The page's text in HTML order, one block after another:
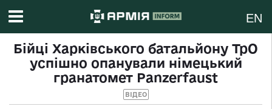
EN
Бійці Харківського батальйону ТрО
успішно опанували німецький
гранатомет Panzerfaust
ВІДЕО